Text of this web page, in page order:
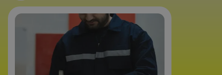
Conseils et Exercices
Vos émotions inconfortables
sont des balises | Chance
Susan David : la compétence clé n’est